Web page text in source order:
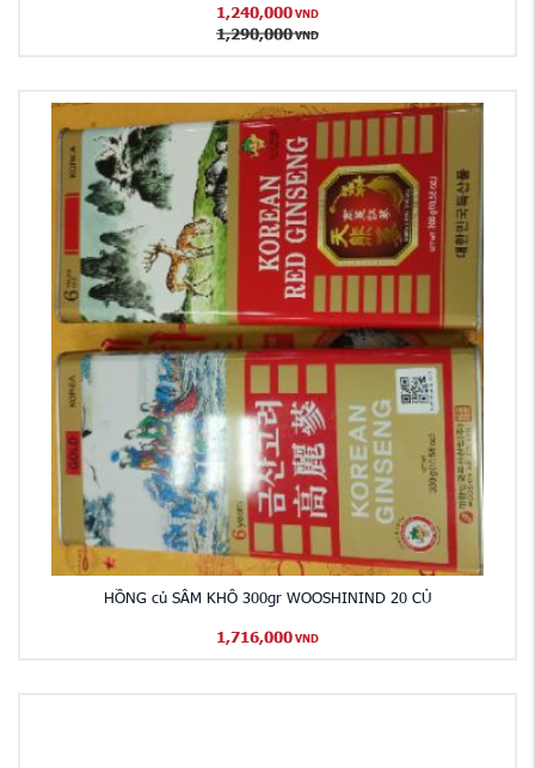
1,240,000 VND
1,290,000 VND
HỒNG củ SÂM KHÔ 300gr WOOSHININD 20 CỦ
1,716,000 VND